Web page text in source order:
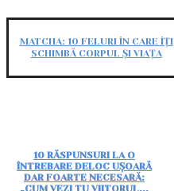
MATCHA: 10 FELURI ÎN CARE ÎȚI
SCHIMBĂ CORPUL ȘI VIAȚA
10 RĂSPUNSURI LA O
ÎNTREBARE DELOC UȘOARĂ
DAR FOARTE NECESARĂ: